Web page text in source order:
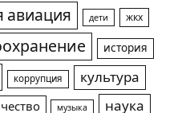
авиация дети жкх
история
коррупция
культура
музыка
наука